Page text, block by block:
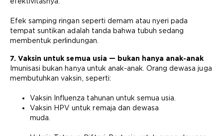
Efek samping ringan seperti demam atau nyeri pada
tempat suntikan adalah tanda bahwa tubuh sedang
membentuk perlindungan.
7. Vaksin untuk semua usia — bukan hanya anak-anak
Imunisasi bukan hanya untuk anak-anak. Orang dewasa juga
membutuhkan vaksin, seperti:
Vaksin Influenza tahunan untuk semua usia.
Vaksin HPV untuk remaja dan dewasa
muda.